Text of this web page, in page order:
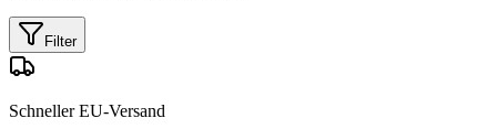
Filter
Schneller EU-Versand